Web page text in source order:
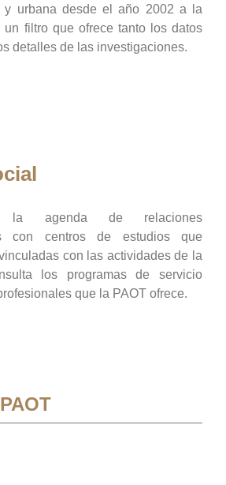
y urbana desde el año 2002 a la
un filtro que ofrece tanto los datos
detalles de las investigaciones.
la agenda de relaciones
con centros de estudios que
con las actividades de la
los programas de servicio
que la PAOT ofrece.